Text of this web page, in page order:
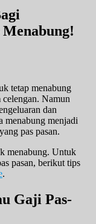
tetap menabung
Namun
dan
menabung menjadi
pas pasan.
menabung. Untuk
pasan, berikut tips
.
Gaji Pas-